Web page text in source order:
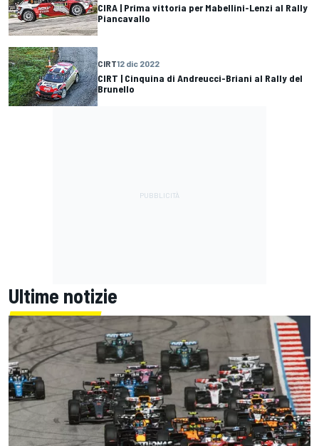
CIRA | Prima vittoria per Mabellini-Lenzi al Rally
Piancavallo
CIRT12 dic 2022
CIRT | Cinquina di Andreucci-Briani al Rally del
Brunello
Ultime notizie